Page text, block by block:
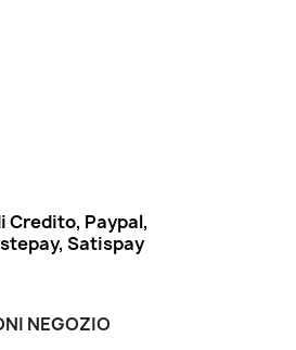
Credito, Paypal,
Satispay
NEGOZIO